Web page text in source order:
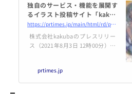
独自のサービス・機能を展開す
るイラスト投稿サイト「kakub
a」が正式サービス開始、キャン
ペーンや学生向けコンテストも
実施
https://prtimes.jp/main/html/rd/p/000000001.000084305.html
株式会社kakubaのプレスリリー
ス（2021年8月3日 12時00分）独
正式サービス開始、キャンペーン
や学生向けコンテストも実施
prtimes.jp